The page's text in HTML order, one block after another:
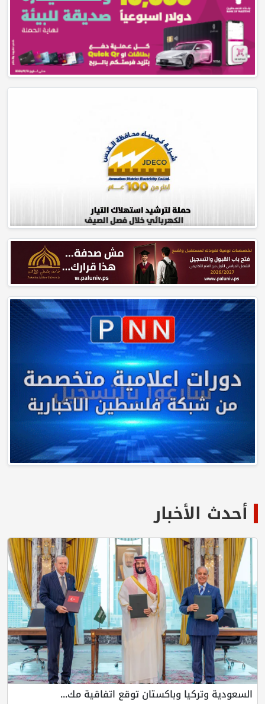
أحدث الأخبار
السعودية وتركيا وباكستان توقع اتفاقية مك...